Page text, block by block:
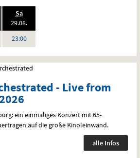
Sa.,
29.08.
23:00Uhr
- Live from
ein einmaliges Konzert mit 65-
auf die große Kinoleinwand.
alle Infos